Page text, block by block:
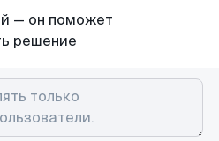
— он поможет
решение